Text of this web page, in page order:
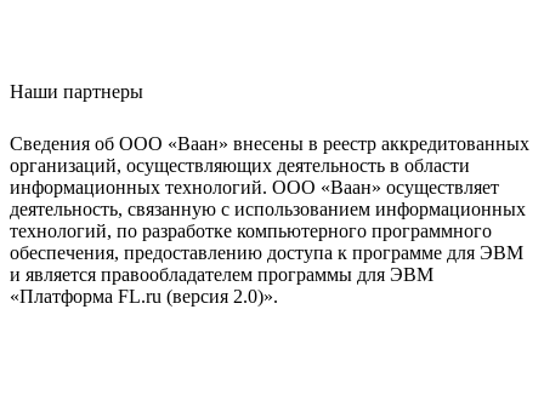
Наши партнеры
Сведения об ООО «Ваан» внесены в реестр аккредитованных
организаций, осуществляющих деятельность в области
информационных технологий. ООО «Ваан» осуществляет
деятельность, связанную с использованием информационных
технологий, по разработке компьютерного программного
обеспечения, предоставлению доступа к программе для ЭВМ
и является правообладателем программы для ЭВМ
«Платформа FL.ru (версия 2.0)».